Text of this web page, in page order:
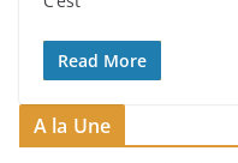
Read More
A la Une